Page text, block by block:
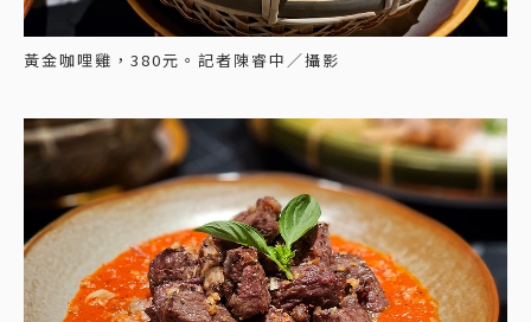
黃金咖哩雞，380元。記者陳睿中／攝影